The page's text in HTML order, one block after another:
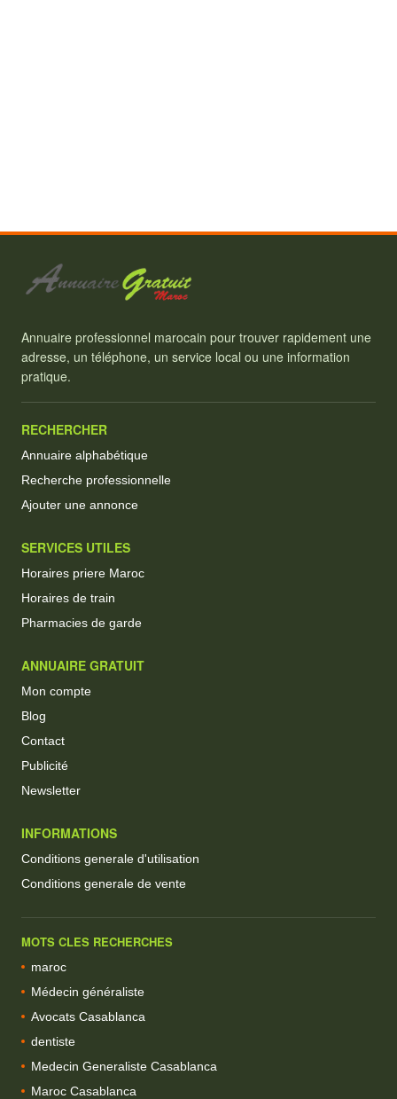
Annuaire professionnel marocain pour trouver rapidement une
adresse, un téléphone, un service local ou une information
pratique.
RECHERCHER
Annuaire alphabétique
Recherche professionnelle
Ajouter une annonce
SERVICES UTILES
Horaires priere Maroc
Horaires de train
Pharmacies de garde
ANNUAIRE GRATUIT
Mon compte
Blog
Contact
Publicité
Newsletter
INFORMATIONS
Conditions generale d'utilisation
Conditions generale de vente
MOTS CLES RECHERCHES
maroc
Médecin généraliste
Avocats Casablanca
dentiste
Medecin Generaliste Casablanca
Maroc Casablanca